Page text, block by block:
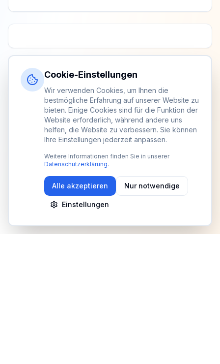
Cookie-Einstellungen
Wir verwenden Cookies, um Ihnen die
bestmögliche Erfahrung auf unserer Website zu
bieten. Einige Cookies sind für die Funktion der
Website erforderlich, während andere uns
helfen, die Website zu verbessern. Sie können
Ihre Einstellungen jederzeit anpassen.
Weitere Informationen finden Sie in unserer
Datenschutzerklärung.
Alle akzeptieren Nur notwendige
Einstellungen